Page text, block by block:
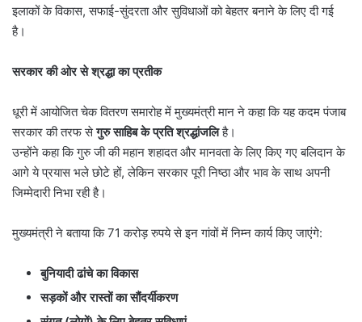
इलाकों के विकास, सफाई-सुंदरता और सुविधाओं को बेहतर बनाने के लिए दी गई
है।
सरकार की ओर से श्रद्धा का प्रतीक
धूरी में आयोजित चेक वितरण समारोह में मुख्यमंत्री मान ने कहा कि यह कदम पंजाब
सरकार की तरफ सेगुरु साहिब के प्रति श्रद्धांजलिहै।
उन्होंने कहा कि गुरु जी की महान शहादत और मानवता के लिए किए गए बलिदान के
आगे ये प्रयास भले छोटे हों, लेकिन सरकार पूरी निष्ठा और भाव के साथ अपनी
जिम्मेदारी निभा रही है।
मुख्यमंत्री ने बताया कि 71 करोड़ रुपये से इन गांवों में निम्न कार्य किए जाएंगे:
बुनियादी ढांचे का विकास
सड़कों और रास्तों का सौंदर्यीकरण